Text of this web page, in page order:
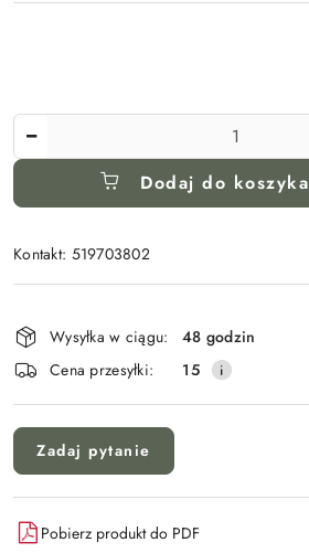
Dodaj do koszyka
Kontakt: 519703802
i
dostawa
Wysyłka w ciągu:
48 godzin
Cena przesyłki:
15
Zadaj pytanie
Pobierz produkt do PDF